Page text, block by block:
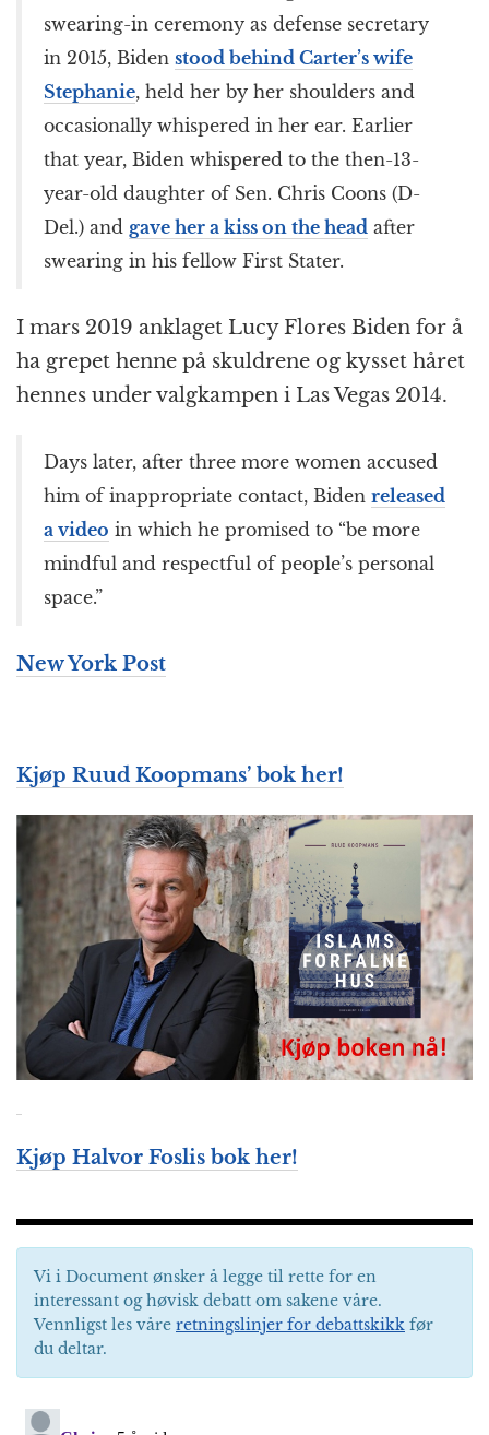
swearing-in ceremony as defense secretary
in 2015, Biden stood behind Carter’s wife
Stephanie, held her by her shoulders and
occasionally whispered in her ear. Earlier
that year, Biden whispered to the then-13-
year-old daughter of Sen. Chris Coons (D-
Del.) and gave her a kiss on the head after
swearing in his fellow First Stater.
I mars 2019 anklaget Lucy Flores Biden for å
ha grepet henne på skuldrene og kysset håret
hennes under valgkampen i Las Vegas 2014.
Days later, after three more women accused
him of inappropriate contact, Biden released
a video in which he promised to “be more
mindful and respectful of people’s personal
space.”
New York Post
Kjøp Ruud Koopmans’ bok her!
Kjøp Halvor Foslis bok her!
Vi i Document ønsker å legge til rette for en
interessant og høvisk debatt om sakene våre.
Vennligst les våre retningslinjer for debattskikk før
du deltar.